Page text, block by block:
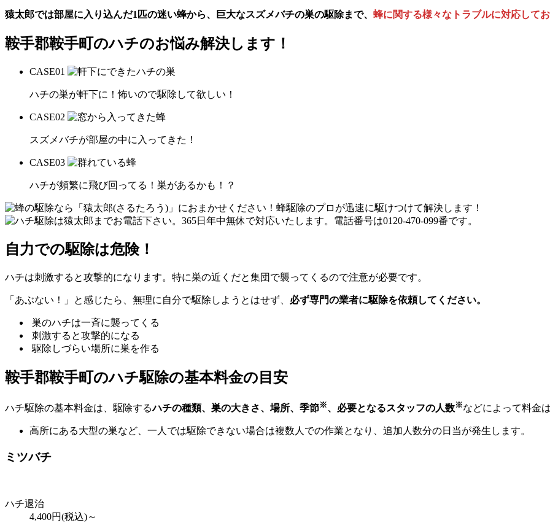
猿太郎では部屋に入り込んだ1匹の迷い蜂から、巨大なスズメバチの巣の駆除まで、 蜂に関する様々なトラブルに対応してお
鞍手郡鞍手町のハチのお悩み解決します！
CASE01
ハチの巣が軒下に！怖いので駆除して欲しい！
CASE02
スズメバチが部屋の中に入ってきた！
CASE03
ハチが頻繁に飛び回ってる！巣があるかも！？
自力での駆除は危険！
ハチは刺激すると攻撃的になります。特に巣の近くだと集団で襲ってくるので注意が必要です。
「あぶない！」と感じたら、無理に自分で駆除しようとはせず、 必ず専門の業者に駆除を依頼してください。
巣のハチは一斉に襲ってくる
刺激すると攻撃的になる
駆除しづらい場所に巣を作る
鞍手郡鞍手町のハチ駆除の基本料金の目安
ハチ駆除の基本料金は、駆除するハチの種類、巣の大きさ、場所、季節※、必要となるスタッフの人数※などによって料金
高所にある大型の巣など、一人では駆除できない場合は複数人での作業となり、追加人数分の日当が発生します。
ミツバチ
ハチ退治
4,400円(税込)～